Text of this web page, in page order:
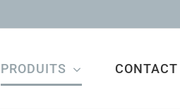
PRODUITS CONTACT